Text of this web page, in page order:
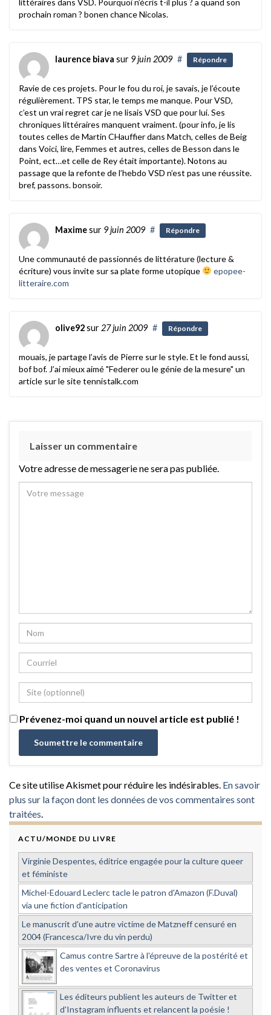
prochain roman ? bonen chance Nicolas.
laurence biava sur 9 juin 2009 # Répondre
Ravie de ces projets. Pour le fou du roi, je savais, je l’écoute
régulièrement. TPS star, le temps me manque. Pour VSD,
c’est un vrai regret car je ne lisais VSD que pour lui. Ses
chroniques littéraires manquent vraiment. (pour info, je lis
toutes celles de Martin CHauffier dans Match, celles de Beig
dans Voici, lire, Femmes et autres, celles de Besson dans le
Point, ect…et celle de Rey était importante). Notons au
passage que la refonte de l’hebdo VSD n’est pas une réussite.
bref, passons. bonsoir.
Maximesur 9 juin 2009 # Répondre
Une communauté de passionnés de littérature (lecture &
écriture) vous invite sur sa plate forme utopique
epopee-
litteraire.com
olive92sur 27 juin 2009 # Répondre
mouais, je partage l’avis de Pierre sur le style. Et le fond aussi,
bof bof. J’ai mieux aimé "Federer ou le génie de la mesure" un
article sur le site tennistalk.com
Laisser un commentaire
Votre adresse de messagerie ne sera pas publiée.
Prévenez-moi quand un nouvel article est publié !
Ce site utilise Akismet pour réduire les indésirables. En savoir
plus sur la façon dont les données de vos commentaires sont
traitées
ACTU/MONDE DU LIVRE
Virginie Despentes, éditrice engagée pour la culture queer
et féministe
Michel-Edouard Leclerc tacle le patron d'Amazon (F.Duval)
via une fiction d'anticipation
Le manuscrit d'une autre victime de Matzneff censuré en
2004 (Francesca/Ivre du vin perdu)
Camus contre Sartre à l'épreuve de la postérité et
des ventes et Coronavirus
Les éditeurs publient les auteurs de Twitter et
d'Instagram influents et relancent la poésie !